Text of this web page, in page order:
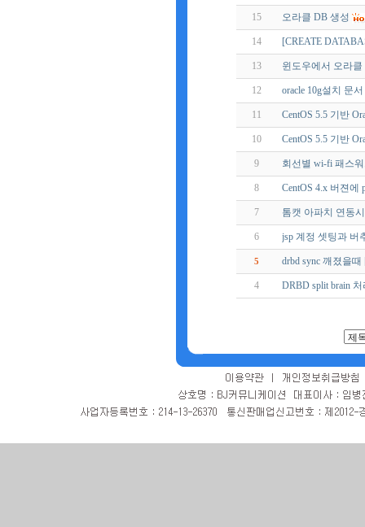
15 오라클 DB 생성
14 [CREATE
13 윈도우에서 오라클
12 oracle 10g설치 문서
11 CentOS 5.5 기반
10 CentOS 5.5 기반
9 회선별 wi-fi 패스
8 CentOS 4.x 버젼에
7 톰캣 아파치 연동
6 jsp 계정 셋팅과 버
5 drbd sync 깨졌을때
4 DRBD split brain